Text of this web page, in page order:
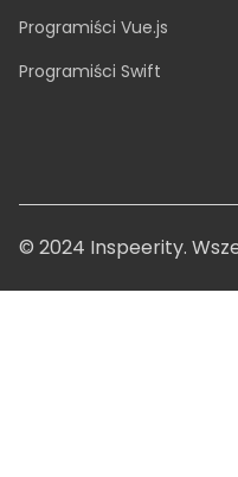
Programiści Vue.js
Programiści Swift
© 2024 Inspeerity.